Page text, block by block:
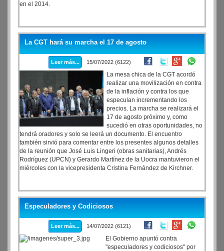
en el 2014.
La CGT hará su marcha el 17 de agosto
Leer más... 15/07/2022 (6122)
La mesa chica de la CGT acordó
realizar una movilización en contra
de la inflación y contra los que
especulan incrementando los
precios. La marcha se realizará el
17 de agosto próximo y, como
sucedió en otras oportunidades, no
tendrá oradores y solo se leerá un documento. El encuentro
también sirvió para comentar entre los presentes algunos detalles
de la reunión que José Luis Lingeri (obras sanitarias), Andrés
Rodríguez (UPCN) y Gerardo Martínez de la Uocra mantuvieron el
miércoles con la vicepresidenta Cristina Fernández de Kirchner.
Especuladores y Codiciosos
Leer más... 14/07/2022 (6121)
El Gobierno apuntó contra
"especuladores y codiciosos" por